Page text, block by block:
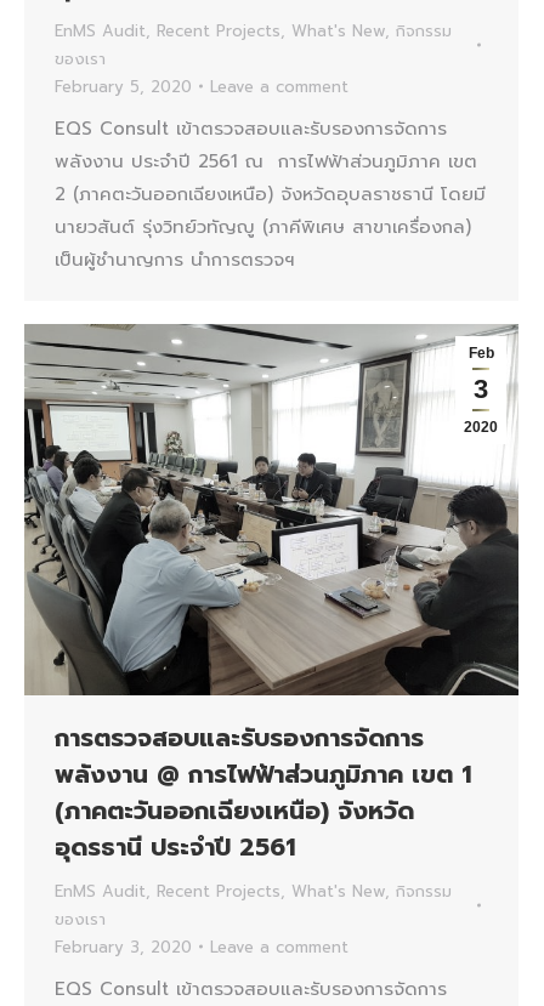
EnMS Audit, Recent Projects, What's New, กิจกรรม
ของเรา
February 5, 2020
Leave a comment
EQS Consult เข้าตรวจสอบและรับรองการจัดการ
พลังงาน ประจำปี 2561 ณ การไฟฟ้าส่วนภูมิภาค เขต
2 (ภาคตะวันออกเฉียงเหนือ) จังหวัดอุบลราชธานี โดยมี
นายวสันต์ รุ่งวิทย์วทัญญู (ภาคีพิเศษ สาขาเครื่องกล)
เป็นผู้ชำนาญการ นำการตรวจฯ
Feb
3
2020
การตรวจสอบและรับรองการจัดการ
พลังงาน @ การไฟฟ้าส่วนภูมิภาค เขต 1
(ภาคตะวันออกเฉียงเหนือ) จังหวัด
อุดรธานี ประจำปี 2561
EnMS Audit, Recent Projects, What's New, กิจกรรม
ของเรา
February 3, 2020
Leave a comment
EQS Consult เข้าตรวจสอบและรับรองการจัดการ